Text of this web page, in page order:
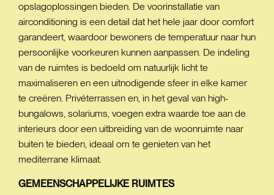
opslagoplossingen bieden. De voorinstallatie van
airconditioning is een detail dat het hele jaar door comfort
garandeert, waardoor bewoners de temperatuur naar hun
persoonlijke voorkeuren kunnen aanpassen. De indeling
van de ruimtes is bedoeld om natuurlijk licht te
maximaliseren en een uitnodigende sfeer in elke kamer
te creëren. Privéterrassen en, in het geval van high-
bungalows, solariums, voegen extra waarde toe aan de
interieurs door een uitbreiding van de woonruimte naar
buiten te bieden, ideaal om te genieten van het
mediterrane klimaat.
GEMEENSCHAPPELIJKE RUIMTES